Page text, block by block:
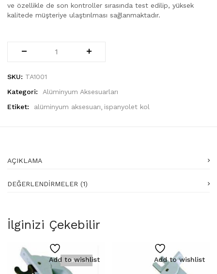
ve özellikle de son kontroller sırasında test edilip, yüksek
kalitede müşteriye ulaştırılması sağlanmaktadır.
Kol
adet
SKU: TA1001
Kategori:
Alüminyum Aksesuarları
Etiket:
alüminyum aksesuarı ispanyolet kol
AÇIKLAMA
DEĞERLENDIRMELER (1)
İlginizi Çekebilir
Tükendi
Add to wishlist Add to wishlist